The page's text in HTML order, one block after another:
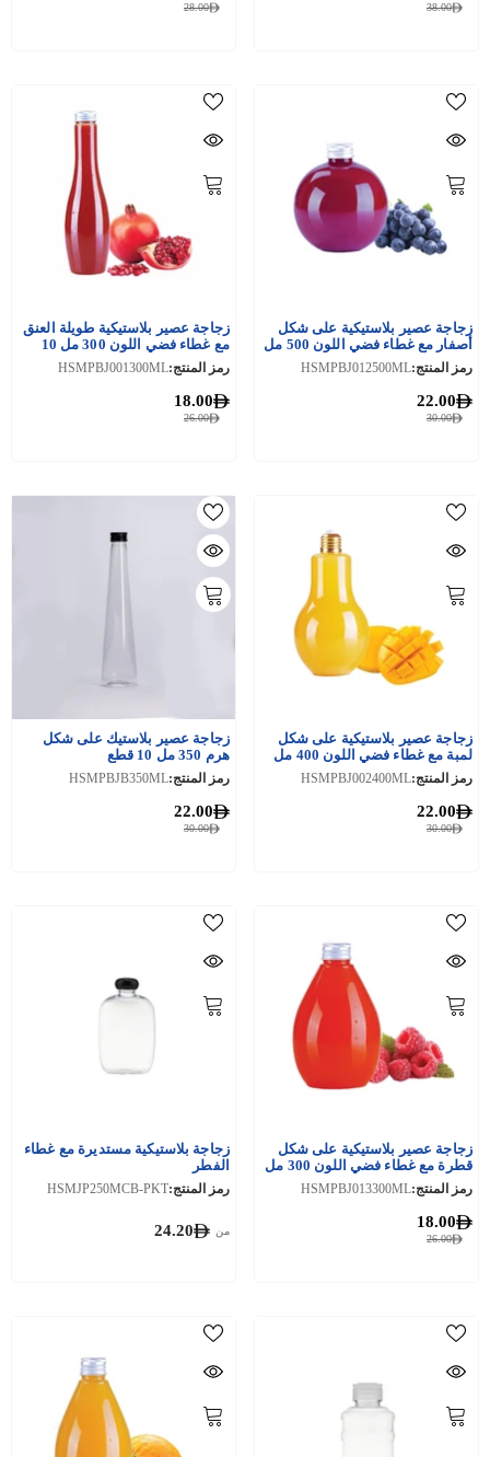
38.00
28.00
زجاجة عصير بلاستيكية على شكل
أصفار مع غطاء فضي اللون 500 مل
رمز المنتج:HSMPBJ012500ML
30.00
22.00
زجاجة عصير بلاستيكية طويلة العنق
مع غطاء فضي اللون 300 مل 10
قطع
رمز المنتج:HSMPBJ001300ML
26.00
18.00
زجاجة عصير بلاستيكية على شكل
لمبة مع غطاء فضي اللون 400 مل
رمز المنتج:HSMPBJ002400ML
30.00
22.00
زجاجة عصير بلاستيك على شكل
هرم 350 مل 10 قطع
رمز المنتج:HSMPBJB350ML
30.00
22.00
زجاجة عصير بلاستيكية على شكل
قطرة مع غطاء فضي اللون 300 مل
رمز المنتج:HSMPBJ013300ML
26.00
18.00
زجاجة بلاستيكية مستديرة مع غطاء
الفطر
رمز المنتج:HSMJP250MCB-PKT
من 24.20